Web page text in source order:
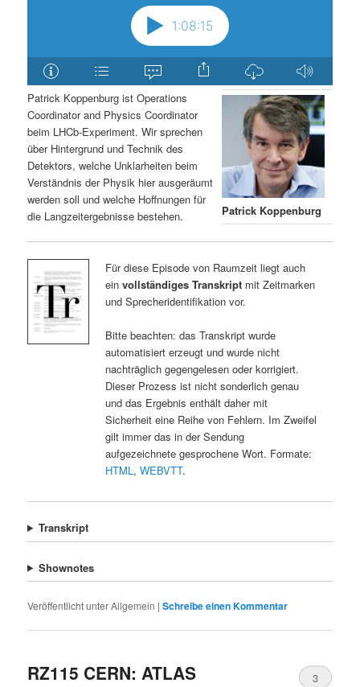
Patrick Koppenburg
Patrick Koppenburg ist Operations
Coordinator and Physics Coordinator
beim LHCb-Experiment. Wir sprechen
über Hintergrund und Technik des
Detektors, welche Unklarheiten beim
Verständnis der Physik hier ausgeräumt
werden soll und welche Hoffnungen für
die Langzeitergebnisse bestehen.
Für diese Episode von Raumzeit liegt auch
ein vollständiges Transkriptmit Zeitmarken
und Sprecheridentifikation vor.
Bitte beachten: das Transkript wurde
automatisiert erzeugt und wurde nicht
nachträglich gegengelesen oder korrigiert.
Dieser Prozess ist nicht sonderlich genau
und das Ergebnis enthält daher mit
Sicherheit eine Reihe von Fehlern. Im Zweifel
gilt immer das in der Sendung
aufgezeichnete gesprochene Wort. Formate:
HTML, WEBVTT.
Transkript
Shownotes
Veröffentlicht unterAllgemein |Schreibe einen Kommentar
RZ115 CERN: ATLAS 3